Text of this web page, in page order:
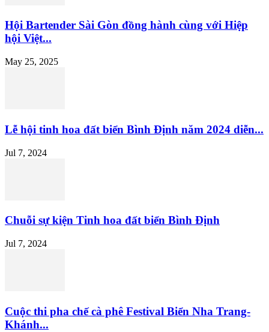
Hội Bartender Sài Gòn đồng hành cùng với Hiệp
hội Việt...
May 25, 2025
Lễ hội tinh hoa đất biển Bình Định năm 2024 diễn...
Jul 7, 2024
Chuỗi sự kiện Tinh hoa đất biển Bình Định
Jul 7, 2024
Cuộc thi pha chế cà phê Festival Biển Nha Trang-
Khánh...